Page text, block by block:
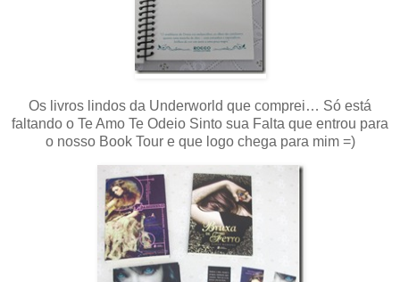
Os livros lindos da Underworld que comprei… Só está
faltando o Te Amo Te Odeio Sinto sua Falta que entrou para
o nosso Book Tour e que logo chega para mim =)